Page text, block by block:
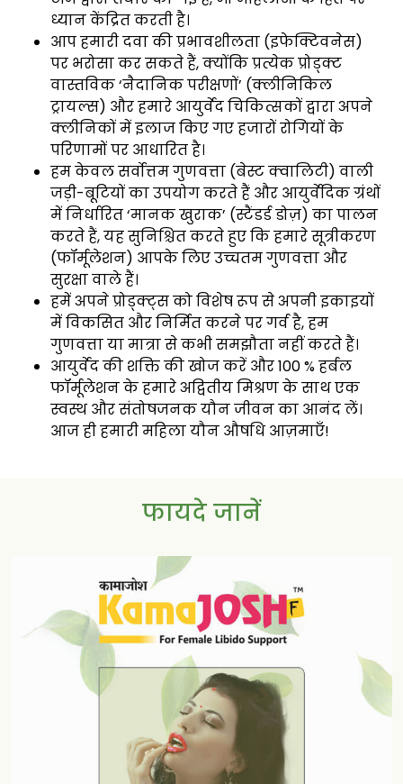
ध्यान केंद्रित करती है।
आप हमारी दवा की प्रभावशीलता (इफेक्टिवनेस)
पर भरोसा कर सकते हैं, क्योंकि प्रत्येक प्रोड्क्ट
वास्तविक ‘नैदानिक परीक्षणों’ (क्लीनिकिल
ट्रायल्स) और हमारे आयुर्वेद चिकित्सकों द्वारा अपने
क्लीनिकों में इलाज किए गए हजारों रोगियों के
परिणामों पर आधारित है।
हम केवल सर्वोत्तम गुणवत्ता (बेस्ट क्वालिटी) वाली
जड़ी-बूटियों का उपयोग करते हैं और आयुर्वेदिक ग्रंथों
में निर्धारित ‘मानक खुराक’ (स्टैंडर्ड डोज़) का पालन
करते हैं, यह सुनिश्चित करते हुए कि हमारे सूत्रीकरण
(फॉर्मूलेशन) आपके लिए उच्चतम गुणवत्ता और
सुरक्षा वाले हैं।
हमें अपने प्रोड्क्ट्स को विशेष रूप से अपनी इकाइयों
में विकसित और निर्मित करने पर गर्व है, हम
गुणवत्ता या मात्रा से कभी समझौता नहीं करते हैं।
आयुर्वेद की शक्ति की खोज करें और 100 % हर्बल
फॉर्मूलेशन के हमारे अद्वितीय मिश्रण के साथ एक
स्वस्थ और संतोषजनक यौन जीवन का आनंद लें।
आज ही हमारी महिला यौन औषधि आज़माएँ!
फायदे जानें